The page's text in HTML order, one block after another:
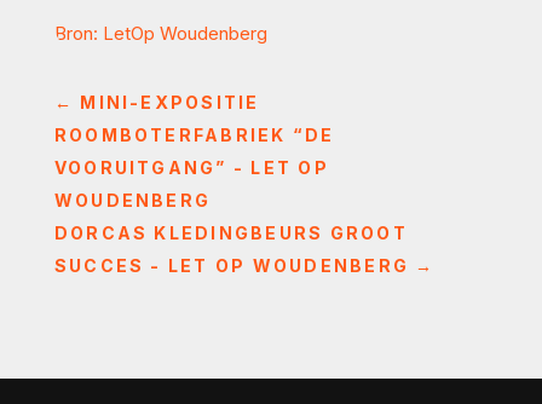
Bron: LetOp Woudenberg
← MINI-EXPOSITIE
ROOMBOTERFABRIEK “DE
VOORUITGANG” - LET OP
WOUDENBERG
DORCAS KLEDINGBEURS GROOT
SUCCES - LET OP WOUDENBERG →